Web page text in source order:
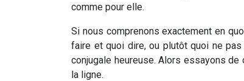
comme pour elle.
Si nous comprenons exactement en
faire et quoi dire, ou plutôt quoi ne
conjugale heureuse. Alors essayons
la ligne.